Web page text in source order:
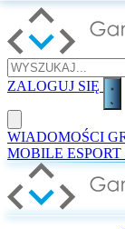
ZALOGUJ SIĘ
WIADOMOŚCI
MOBILE ESPORT